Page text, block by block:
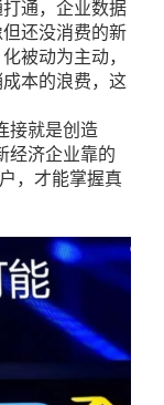
通，企业数据
还没消费的新
被动为主动，
本的浪费，这
接就是创造
经济企业靠的
，才能掌握真